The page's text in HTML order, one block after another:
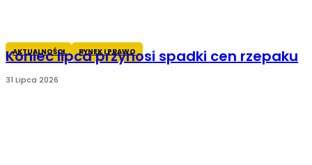
AKTUALNOŚCI RYNEK I PRAWO
Koniec lipca przynosi spadki cen rzepaku
31 Lipca 2026